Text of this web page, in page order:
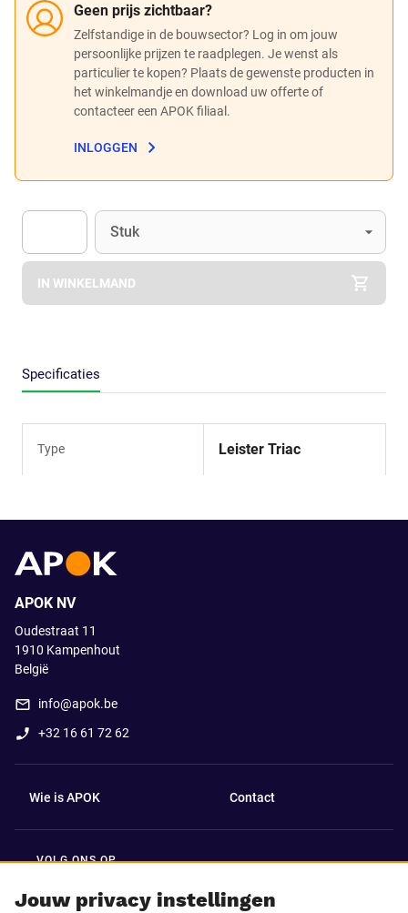
Geen prijs zichtbaar?
Zelfstandige in de bouwsector? Log in om jouw
persoonlijke prijzen te raadplegen. Je wenst als
particulier te kopen? Plaats de gewenste producten in
het winkelmandje en download uw offerte of
contacteer een APOK filiaal.
INLOGGEN
Apok.Product.Detail.AddToCart.Quantity (Optioneel)
Eenheid
Stuk
IN WINKELMAND
Specificaties
Type Leister Triac
Jouw privacy instellingen
APOK NV
Oudestraat 11
1910 Kampenhout
België
info@apok.be
+32 16 61 72 62
Wie is APOK Contact
VOLG ONS OP
Facebook LinkedIn